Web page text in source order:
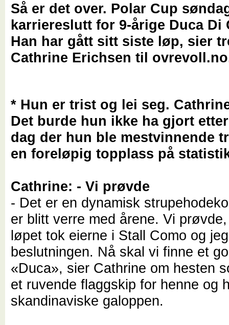
Så er det over. Polar Cup
karriereslutt for 9-årige Duca Di
Han har gått sitt siste løp, sier
Cathrine Erichsen til
* Hun er trist og lei seg.
Det burde hun ikke ha gjort
dag der hun ble mestvinnende
en foreløpig topplass på
Cathrine: - Vi prøvde
- Det er en dynamisk
er blitt verre med årene. Vi
løpet tok eierne i Stall Como og jeg
beslutningen. Nå skal vi finne et
«Duca», sier Cathrine om hesten
et ruvende flaggskip for henne og
skandinaviske galoppen.